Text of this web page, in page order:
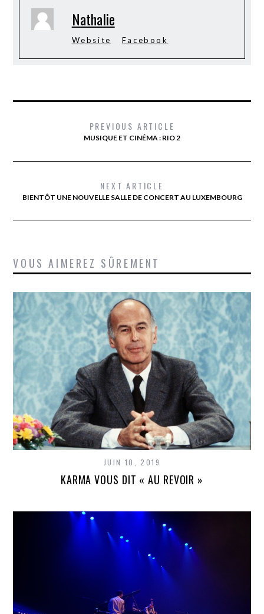
Nathalie
Website Facebook
PREVIOUS ARTICLE
MUSIQUE ET CINÉMA : RIO 2
NEXT ARTICLE
BIENTÔT UNE NOUVELLE SALLE DE CONCERT AU LUXEMBOURG
VOUS AIMEREZ SÛREMENT
JUIN 10, 2019
KARMA VOUS DIT « AU REVOIR »